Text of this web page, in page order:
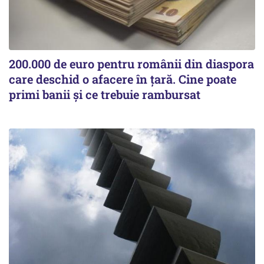
200.000 de euro pentru românii din diaspora
care deschid o afacere în țară. Cine poate
primi banii și ce trebuie rambursat